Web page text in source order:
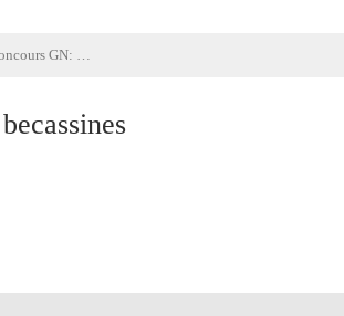
Concours automne,GT, concours GN: bécasses, becassines